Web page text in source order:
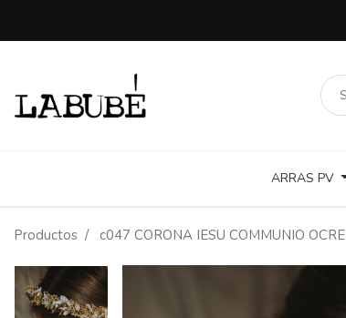
ARRAS PV
Productos c047 CORONA IESU COMMUNIO OCRE